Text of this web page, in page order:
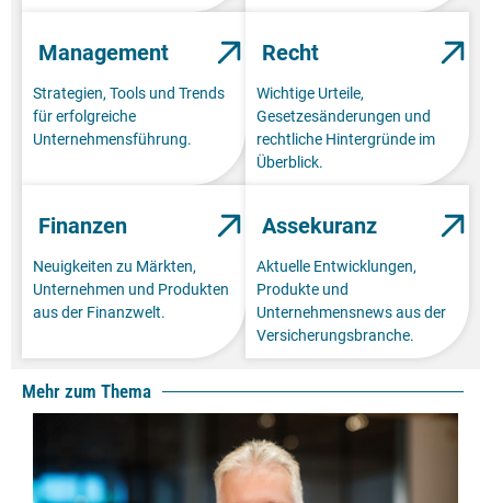
Management
Strategien, Tools und Trends
für erfolgreiche
Unternehmensführung.
Recht
Wichtige Urteile,
Gesetzesänderungen und
rechtliche Hintergründe im
Überblick.
Finanzen
Neuigkeiten zu Märkten,
Unternehmen und Produkten
aus der Finanzwelt.
Assekuranz
Aktuelle Entwicklungen,
Produkte und
Unternehmensnews aus der
Versicherungsbranche.
Mehr zum Thema